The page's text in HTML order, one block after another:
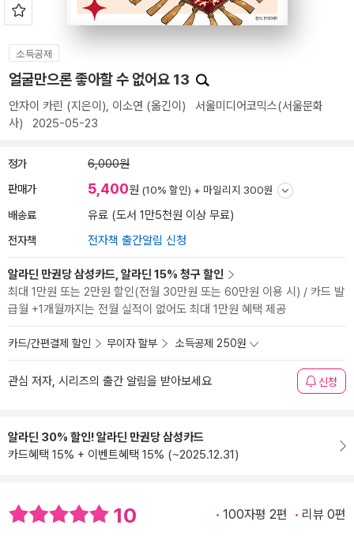
소득공제
얼굴만으론 좋아할 수 없어요 13
안자이 카린 (지은이), 이소연 (옮긴이) 서울미디어코믹스(서울문화
사) 2025-05-23
정가 6,000원
판매가 5,400원 (10% 할인) + 마일리지 300원
배송료 유료 (도서 1만5천원 이상 무료)
전자책 전자책 출간알림 신청
알라딘 만권당 삼성카드, 알라딘 15% 청구 할인
최대 1만원 또는 2만원 할인(전월 30만원 또는 60만원 이용 시) / 카드 발
급월 +1개월까지는 전월 실적이 없어도 최대 1만원 혜택 제공
카드/간편결제 할인 무이자 할부 소득공제 250원
관심 저자, 시리즈의 출간 알림을 받아보세요 신청
알라딘 30% 할인! 알라딘 만권당 삼성카드
카드혜택 15% + 이벤트혜택 15% (~2025.12.31)
10 100자평 2편 리뷰 0편